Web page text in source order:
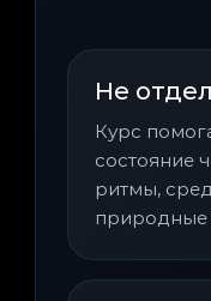
Не
Курс
состояние
ритмы,
природные